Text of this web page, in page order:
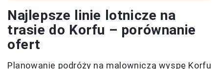
Najlepsze linie lotnicze na
trasie do Korfu – porównanie
ofert
Planowanie podróży na malowniczą wyspę Korfu